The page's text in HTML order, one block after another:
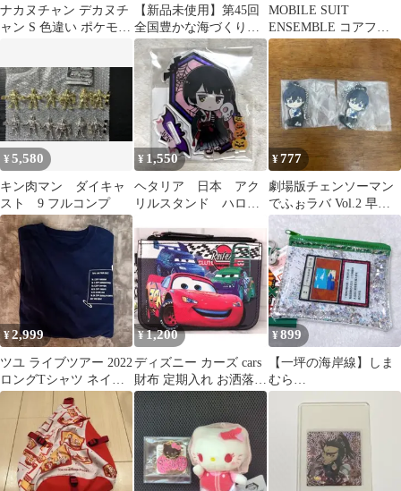
ナカヌチャン デカヌチ
ャン S 色違い ポケモン
【新品未使用】第45回
全国豊かな海づくり大
会 もずやん ピンバッジ
ボールペン
MOBILE SUIT
ENSEMBLE コアファ
イター
¥5,580
キン肉マン ダイキャ
スト 9 フルコンプ
¥ 1,550
ヘタリア 日本 アク
リルスタンド ハロウ
クスタ
¥777
劇場版チェンソーマン
でふぉラバ Vol.2 早川
アキ
¥2,999
ツユ ライブツアー 2022
ロングTシャツ ネイビ
ー
¥1,200
ディズニー カーズ cars
財布 定期入れ お洒落な
デザイン ☆★
¥899
【一坪の海岸線】しま
むら